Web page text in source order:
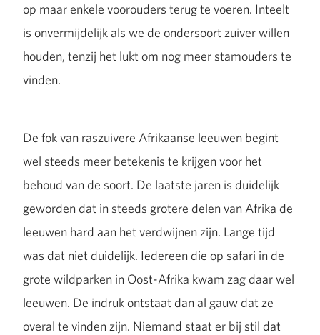
op maar enkele voorouders terug te voeren. Inteelt
is onvermijdelijk als we de ondersoort zuiver willen
houden, tenzij het lukt om nog meer stamouders te
vinden.
De fok van raszuivere Afrikaanse leeuwen begint
wel steeds meer betekenis te krijgen voor het
behoud van de soort. De laatste jaren is duidelijk
geworden dat in steeds grotere delen van Afrika de
leeuwen hard aan het verdwijnen zijn. Lange tijd
was dat niet duidelijk. Iedereen die op safari in de
grote wildparken in Oost-Afrika kwam zag daar wel
leeuwen. De indruk ontstaat dan al gauw dat ze
overal te vinden zijn. Niemand staat er bij stil dat